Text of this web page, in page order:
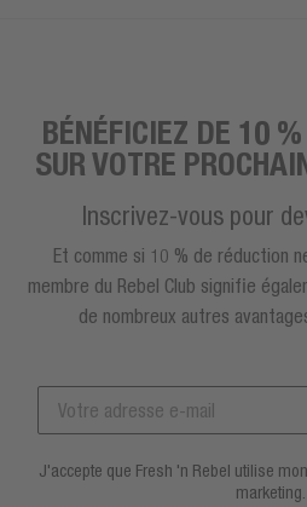
BÉNÉFICIEZ DE 10
SUR VOTRE
Inscrivez-vous pour
Et comme si 10 % de réduction
membre du Rebel Club signifie
de nombreux autres
J'accepte que Fresh 'n Rebel utilise
marketing.